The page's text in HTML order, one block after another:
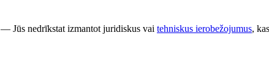
— Jūs nedrīkstat izmantot juridiskus vai tehniskus ierobežojumus,